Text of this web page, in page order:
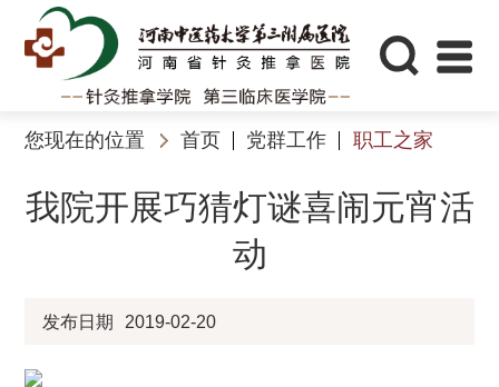
您现在的位置 首页 党群工作 职工之家
我院开展巧猜灯谜喜闹元宵活
动
发布日期 2019-02-20